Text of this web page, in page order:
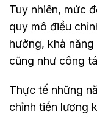
Tuy nhiên, mức
quy mô điều
hưởng, khả
cũng như công
Thực tế những
chỉnh tiền lương